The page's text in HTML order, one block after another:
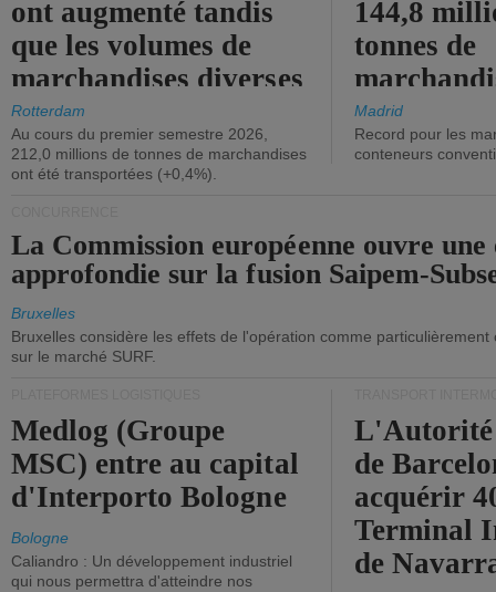
ont augmenté tandis
que les volumes de
marchandises diverses
ont diminué.
Rotterdam
Au cours du premier semestre 2026,
212,0 millions de tonnes de marchandises
ont été transportées (+0,4%).
144,8
tonnes de
(+2,9%).
Madrid
Record pour les
conteneurs
La Commission européenne ouvre une
approfondie sur la fusion Saipem-
Bruxelles
Bruxelles considère les effets de l'opération comme
sur le marché SURF.
Medlog (Groupe
MSC) entre au capital
d'Interporto Bologne
Bologne
Caliandro : Un développement industriel
qui nous permettra d'atteindre nos
de
acquérir
Terminal
de